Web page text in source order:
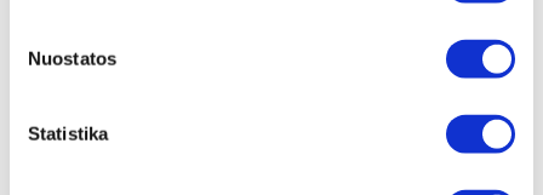
Nuostatos
Statistikaauksinį 2cm pločio rėmelį, kuris drobę